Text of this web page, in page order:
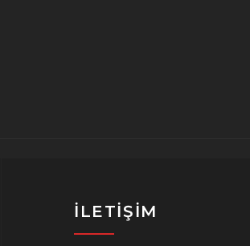
İLETİŞİM